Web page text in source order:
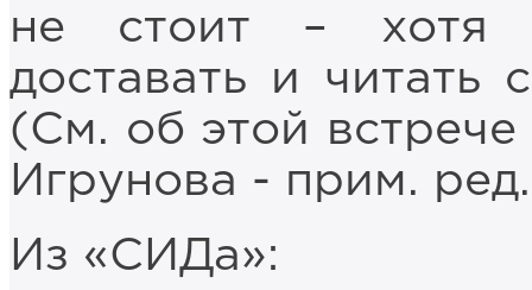
не стоит – хотя
доставать и читать
(См. об этой
Игрунова - прим.
Из «СИДа»: